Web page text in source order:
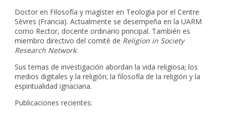
Doctor en Filosofía y magíster en Teología por el Centre
Sèvres (Francia). Actualmente se desempeña en la UARM
como Rector, docente ordinario principal. También es
miembro directivo del comité de Religion in Society
Research Network.
Sus temas de investigación abordan la vida religiosa; los
medios digitales y la religión; la filosofía de la religión y la
espiritualidad ignaciana.
Publicaciones recientes: